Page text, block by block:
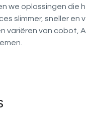
we oplossingen die
slimmer, sneller en
variëren van cobot,